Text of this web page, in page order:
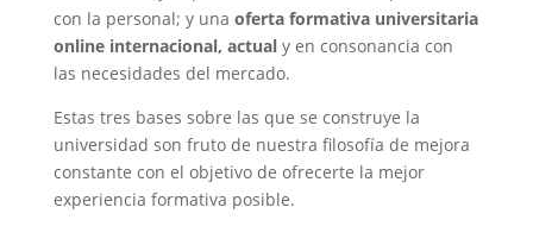
con la personal; y una oferta formativa universitaria
online internacional, actualy en consonancia con
las necesidades del mercado.
Estas tres bases sobre las que se construye la
universidad son fruto de nuestra filosofía de mejora
constante con el objetivo de ofrecerte la mejor
experiencia formativa posible.